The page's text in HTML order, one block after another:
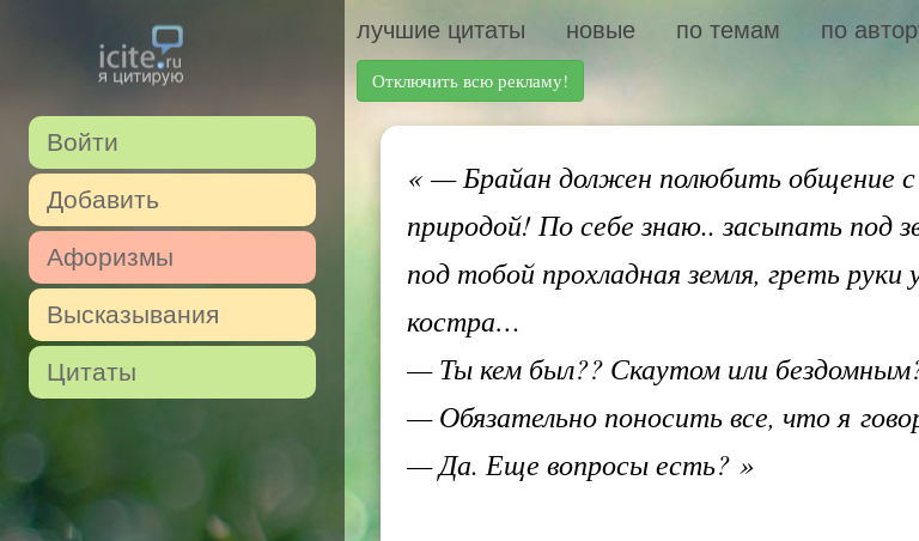
Войти
Добавить
Афоризмы
Высказывания
Цитаты
лучшие цитаты новые по темам по
Отключить всю рекламу!
«— Брайан должен полюбить общение с
природой! По себе знаю.. засыпать под
под тобой прохладная земля, греть руки
костра…
— Ты кем был?? Скаутом или
— Обязательно поносить все, что я
— Да. Еще вопросы есть? »